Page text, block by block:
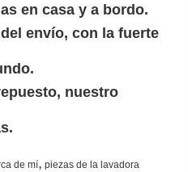
en casa y a bordo.
envío, con la fuerte
nuestro
de mí, piezas de la lavadora